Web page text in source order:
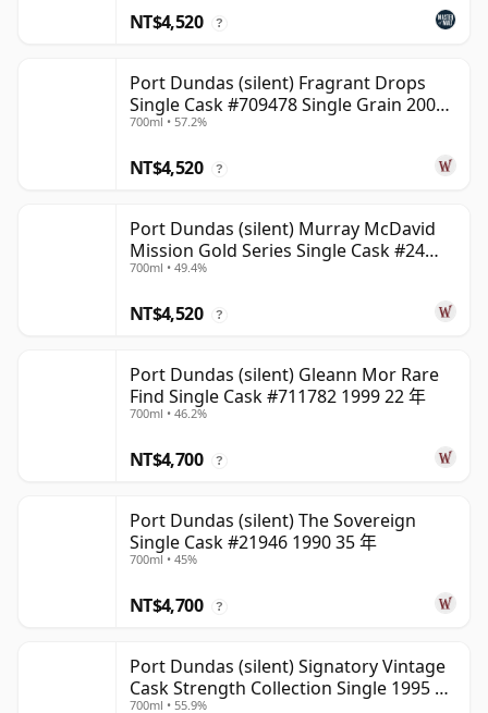
NT$4,520 ?
Port Dundas (silent) Fragrant Drops
Single Cask #709478 Single Grain 2000
25 年
700ml • 57.2%
NT$4,520 ?
Port Dundas (silent) Murray McDavid
Mission Gold Series Single Cask #24
1998 26 年
700ml • 49.4%
NT$4,520 ?
Port Dundas (silent) Gleann Mor Rare
Find Single Cask #711782 1999 22 年
700ml • 46.2%
NT$4,700 ?
Port Dundas (silent) The Sovereign
Single Cask #21946 1990 35 年
700ml • 45%
NT$4,700 ?
Port Dundas (silent) Signatory Vintage
Cask Strength Collection Single 1995 30
700ml • 55.9%